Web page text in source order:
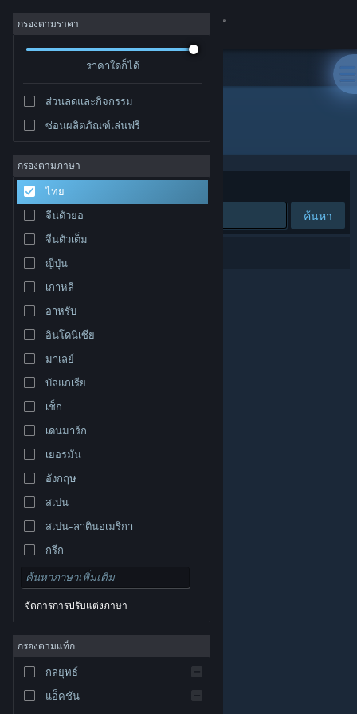
เข้าสู่ระบบ
ชุมชน
เกี่ยวกับ
ฝ่ายสนับสนุน
เปลี่ยนภาษา
รับแอป Steam แบบพกพา
ชมเว็บไซต์สำหรับเดสก์ท็อป
© Valve Corporation สงวนลิขสิทธิ์ เครื่องหมายการค้า
และประเทศอื่น
นโยบายความเป็นส่วนตัว
การช่วยการเข้าถึง|
Steam| การคืนเงิน
กรองตามราคา
ราคาใดก็ได้
ส่วนลดและกิจกรรม
ซ่อนผลิตภัณฑ์เล่นฟรี
กรองตามภาษา
ไทย
จีนตัวย่อ
จีนตัวเต็ม
ญี่ปุ่น
เกาหลี
อาหรับ
อินโดนีเซีย
มาเลย์
บัลแกเรีย
เช็ก
เดนมาร์ก
เยอรมัน
อังกฤษ
สเปน
สเปน-ลาตินอเมริกา
กรีก
จัดการการปรับแต่งภาษา
กรองตามแท็ก
กลยุทธ์
แอ็คชัน
"淫魔銃戯2"
จัดเรียงตาม
ค้นหา